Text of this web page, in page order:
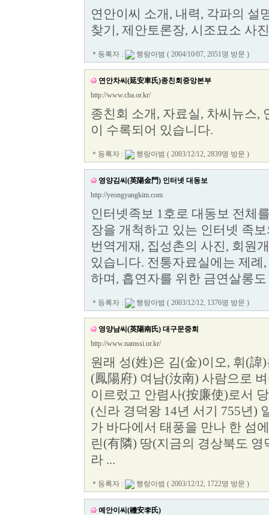
연안이씨 소개, 내력, 각파의 설
찾기, 제안토론장, 시조묘소 사
＊등록자 : 행랑아범 ( 2004/10/07, 2051명 방문 )
연안차씨(延安車氏)종친회중앙본부
http://www.cha.or.kr/
종친회 소개, 자료실, 차씨뉴스,
이 수록되어 있습니다.
＊등록자 : 행랑아범 ( 2003/12/12, 2839명 방문 )
영양김씨(英陽金門) 인터넷 대동보
http://yeongyangkim.com
인터넷족보 1호로 대동보 전체
장을 개척하고 있는 인터넷 족
번역게재, 집성촌의 사진, 회원
있습니다. 전통자료실에는 제
하며, 흡연자를 위한 금연살롱
＊등록자 : 행랑아범 ( 2003/12/12, 1376명 방문 )
영양남씨(英陽南氏) 대구문중회
http://www.namssi.or.kr/
원래 성(姓)은 김(金)이오, 휘(
(鳳陽府) 여남(汝南) 사람으로
이르렀고 안렴사(按廉使)로서
(신라 경덕왕 14년 서기 755년)
가 바다에서 태풍을 만나 한 섬
린(有隣) 땅(지금의 경상북도
라 ...
＊등록자 : 행랑아범 ( 2003/12/12, 1722명 방문 )
예안이씨(禮安李氏)